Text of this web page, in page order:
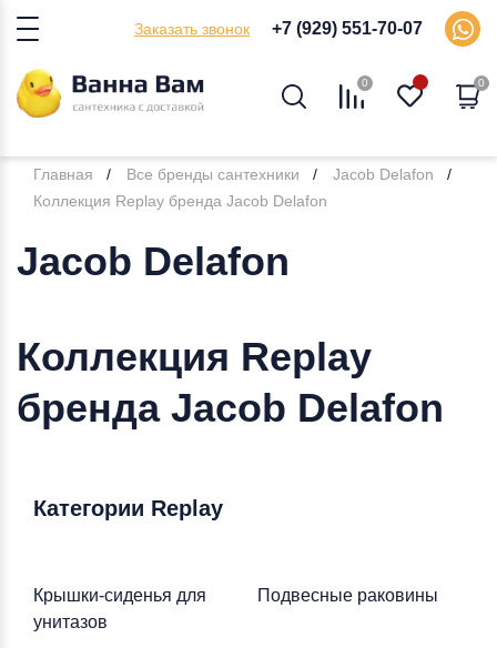
Заказать звонок +7 (929) 551-70-07
0 0
Главная Все бренды сантехники
Jacob Delafon
Коллекция Replay бренда Jacob Delafon
Jacob Delafon
Коллекция Replay
бренда Jacob Delafon
Категории Replay
Крышки-сиденья для
унитазов
Подвесные раковины